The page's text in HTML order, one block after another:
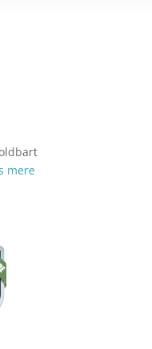
mere